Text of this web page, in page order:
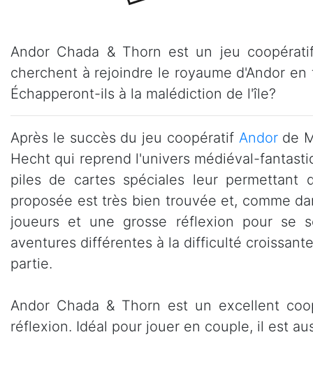
Andor Chada & Thorn est un jeu
cherchent à rejoindre le royaume d'Andor
Échapperont-ils à la malédiction de l'île?
Après le succès du jeu coopératif Andorde
Hecht qui reprend l'univers médiéval-
piles de cartes spéciales leur permettant
proposée est très bien trouvée et, comme
joueurs et une grosse réflexion pour se
aventures différentes à la difficulté
partie.
Andor Chada & Thorn est un excellent
réflexion. Idéal pour jouer en couple, il est